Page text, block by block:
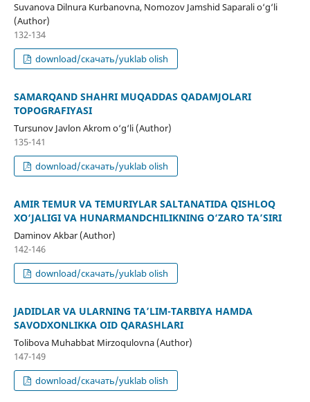
Suvanova Dilnura Kurbanovna, Nomozov Jamshid Saparali o‘g‘li
(Author)
132-134
download/скачать/yuklab olish
SAMARQAND SHAHRI MUQADDAS QADAMJOLARI
TOPOGRAFIYASI
Tursunov Javlon Akrom o‘g‘li (Author)
135-141
download/скачать/yuklab olish
AMIR TEMUR VA TEMURIYLAR SALTANATIDA QISHLOQ
XO‘JALIGI VA HUNARMANDCHILIKNING O‘ZARO TA’SIRI
Daminov Akbar (Author)
142-146
download/скачать/yuklab olish
JADIDLAR VA ULARNING TA’LIM-TARBIYA HAMDA
SAVODXONLIKKA OID QARASHLARI
Tolibova Muhabbat Mirzoqulovna (Author)
147-149
download/скачать/yuklab olish